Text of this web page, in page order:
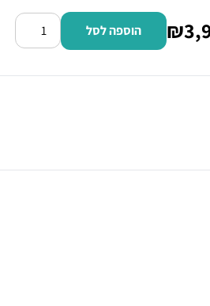
הוספה לסל
כמות
גורניה